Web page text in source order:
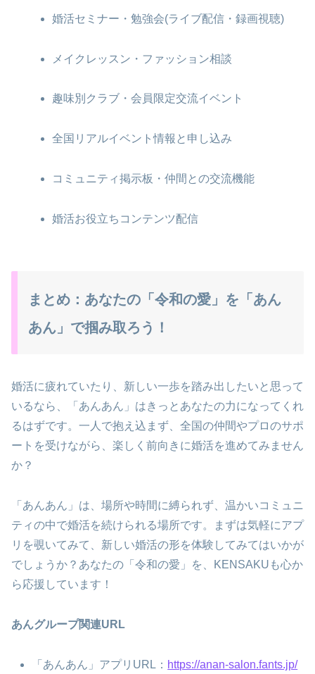
婚活セミナー・勉強会(ライブ配信・録画視聴)
メイクレッスン・ファッション相談
趣味別クラブ・会員限定交流イベント
全国リアルイベント情報と申し込み
コミュニティ掲示板・仲間との交流機能
婚活お役立ちコンテンツ配信
まとめ：あなたの「令和の愛」を「あん
あん」で掴み取ろう！
婚活に疲れていたり、新しい一歩を踏み出したいと思って
いるなら、「あんあん」はきっとあなたの力になってくれ
るはずです。一人で抱え込まず、全国の仲間やプロのサポ
ートを受けながら、楽しく前向きに婚活を進めてみません
か？
「あんあん」は、場所や時間に縛られず、温かいコミュニ
ティの中で婚活を続けられる場所です。まずは気軽にアプ
リを覗いてみて、新しい婚活の形を体験してみてはいかが
でしょうか？あなたの「令和の愛」を、KENSAKUも心か
ら応援しています！
あんグループ関連URL
「あんあん」アプリURL： https://anan-salon.fants.jp/